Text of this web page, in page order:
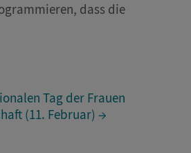
dass die
Tag der Frauen
(11. Februar) →